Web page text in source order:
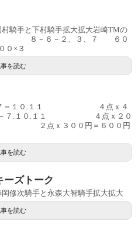
騎手と下村騎手拡大拡大岩崎TMの
６－２、３、７ ６０
０×３
を読む
６－７＝１０.１１ ４点ｘ４
－６－７.１０.１１ ４点ｘ２０
.７ ２点ｘ３００円＝６００円
を読む
ズトーク
修次騎手と永森大智騎手拡大拡大
を読む